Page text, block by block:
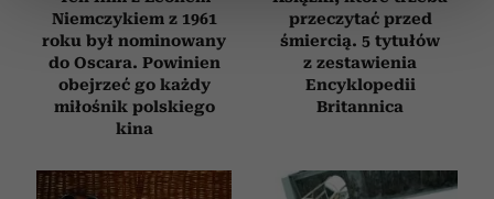
sekcji szczegółów. W Deklaracji plików cookie możesz
zmienić lub wycofać swoją zgodę w dowolnej chwili.
Wykorzystujemy pliki cookie do spersonalizowania treści
i reklam, aby oferować funkcje społecznościowe i
analizować ruch w naszej witrynie. Informacje o tym, jak
społecznościowym, reklamowym i analitycznym.
Niemczykiem z 1961
roku był nominowany
do Oscara. Powinien
obejrzeć go każdy
miłośnik polskiego
kina
przeczytać przed
śmiercią. 5 tytułów
z zestawienia
Encyklopedii
Britannica